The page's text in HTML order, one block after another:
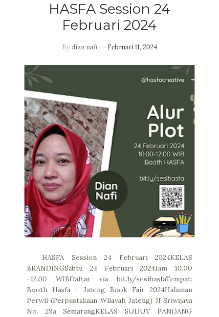
HASFA Session 24
Februari 2024
Bydian nafi Februari 11, 2024
HASFA Session 24 Februari 2024KELAS
BRANDINGSabtu 24 Februari 2024Jam 10.00
-12.00 WIBDaftar via bit.ly/sesihasfaTempat:
Booth Hasfa - Jateng Book Fair 2024Halaman
Perwil (Perpustakaan Wilayah Jateng) Jl Sriwijaya
No. 29a SemarangKELAS SUDUT PANDANG